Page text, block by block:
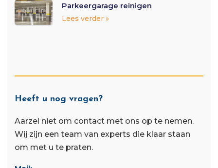
Parkeergarage reinigen
Lees verder »
Heeft u nog vragen?
Aarzel niet om contact met ons op te nemen.
Wij zijn een team van experts die klaar staan ​​
om met u te praten.